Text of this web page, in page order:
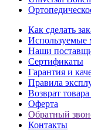
Как сделать
Используемые
Наши
Сертификаты
Гарантия и
Правила
Возврат
Оферта
Обратный
Контакты